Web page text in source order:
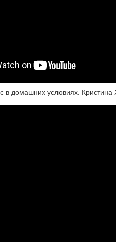
в домашних условиях. Кристина